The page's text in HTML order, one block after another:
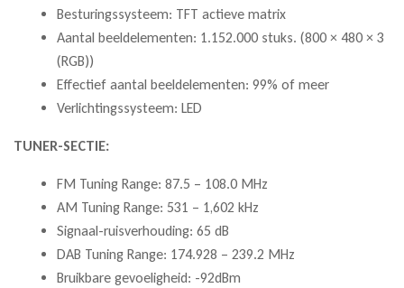
Besturingssysteem: TFT actieve matrix
Aantal beeldelementen: 1.152.000 stuks. (800 × 480 × 3
(RGB))
Effectief aantal beeldelementen: 99% of meer
Verlichtingssysteem: LED
TUNER-SECTIE:
FM Tuning Range: 87.5 – 108.0 MHz
AM Tuning Range: 531 – 1,602 kHz
Signaal-ruisverhouding: 65 dB
DAB Tuning Range: 174.928 – 239.2 MHz
Bruikbare gevoeligheid: -92dBm